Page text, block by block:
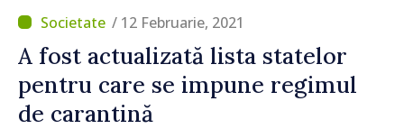
/ 12 Februarie, 2021
A fost actualizată lista statelor
pentru care se impune regimul
de carantină